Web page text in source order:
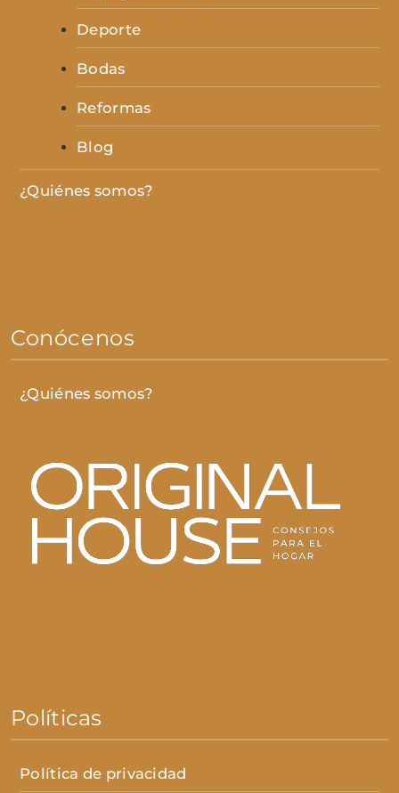
Deporte
Bodas
Reformas
Blog
¿Quiénes somos?
Conócenos
¿Quiénes somos?
Políticas
Política de privacidad